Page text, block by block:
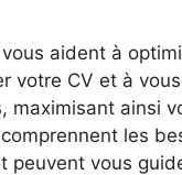
aident à
votre CV et à
maximisant ainsi
les
peuvent vous